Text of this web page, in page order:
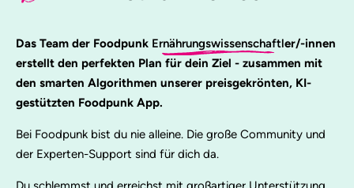
Das Team der Foodpunk Ernährungswissenschaftler/-innen
erstellt den perfekten Plan für dein Ziel - zusammen mit
den smarten Algorithmen unserer preisgekrönten, KI-
gestützten Foodpunk App.
Bei Foodpunk bist du nie alleine. Die große Community und
der Experten-Support sind für dich da.